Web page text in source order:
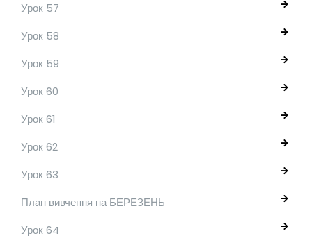
Урок 57
Урок 58
Урок 59
Урок 60
Урок 61
Урок 62
Урок 63
План вивчення на БЕРЕЗЕНЬ
Урок 64